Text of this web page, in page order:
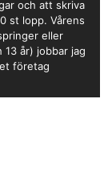
och att skriva
st lopp. Vårens
eller
13 år) jobbar jag
företag